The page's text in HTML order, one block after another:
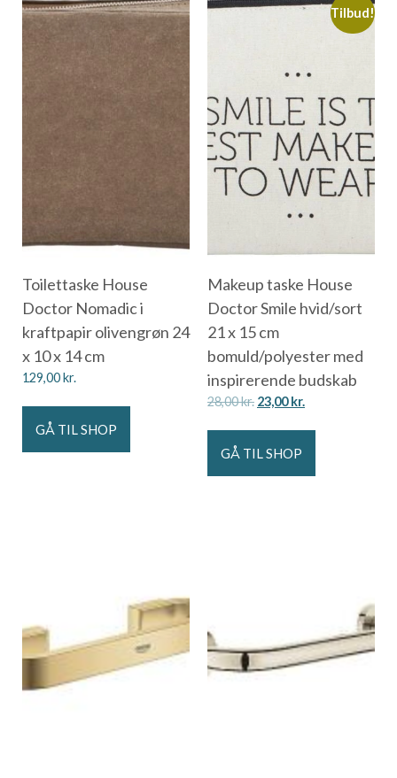
Toilettaske House
Doctor Nomadic i
kraftpapir olivengrøn 24
x 10 x 14 cm
129,00kr.
GÅ TIL SHOP
Tilbud!
Makeup taske House
Doctor Smile hvid/sort
21 x 15 cm
bomuld/polyester med
inspirerende budskab
28,00kr. 23,00kr.
GÅ TIL SHOP